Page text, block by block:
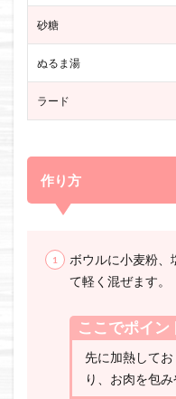
砂糖
ぬるま湯
ラード
作り方
ボウルに小麦粉、
て軽く混ぜます。
ここでポイン
先に加熱して
り、お肉を包み